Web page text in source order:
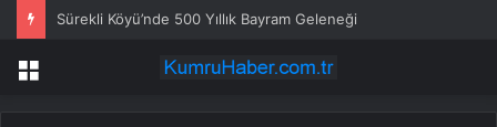
Sürekli Köyü’nde 500 Yıllık Bayram Geleneği
Menü